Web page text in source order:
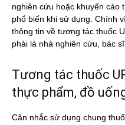
nghiên cứu hoặc khuyến
phổ biến khi sử dụng. Chính
thông tin về tương tác thuốc
phải là nhà nghiên cứu, bác
Tương tác thuốc
thực phẩm, đồ
Cân nhắc sử dụng chung